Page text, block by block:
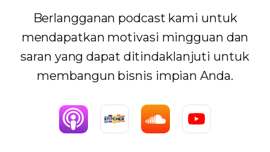
Berlangganan podcast kami untuk
mendapatkan motivasi mingguan dan
saran yang dapat ditindaklanjuti untuk
membangun bisnis impian Anda.